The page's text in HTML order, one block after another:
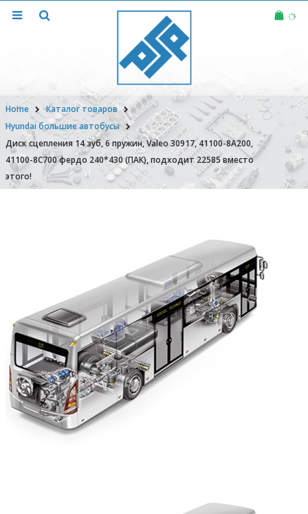
Home
Каталог товаров
Hyundai большие автобусы
Диск сцепления 14 зуб, 6 пружин, Valeo 30917, 41100-8A200,
41100-8C700 фердо 240*430 (ПАК), подходит 22585 вместо
этого!